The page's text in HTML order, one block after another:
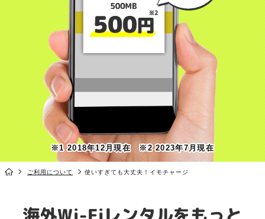
※1 2018年12月現在 ※2 2023年7月現在
ご利用について 使いすぎても大丈夫！イモチャージ